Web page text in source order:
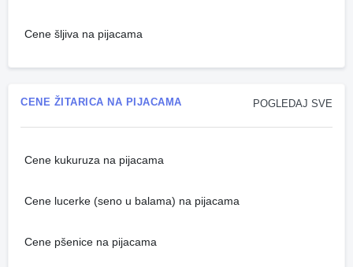
Cene šljiva na pijacama
POGLEDAJ SVE
CENE ŽITARICA NA PIJACAMA
Cene kukuruza na pijacama
Cene lucerke (seno u balama) na pijacama
Cene pšenice na pijacama